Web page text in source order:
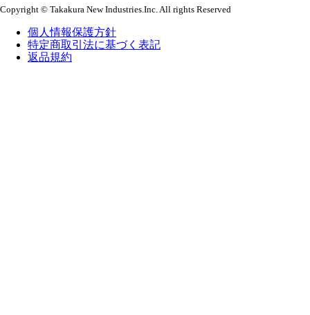
Copyright © Takakura New Industries.Inc. All rights Reserved
個人情報保護方針
特定商取引法に基づく表記
返品規約